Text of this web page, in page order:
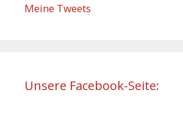
Meine Tweets
Unsere Facebook-Seite: